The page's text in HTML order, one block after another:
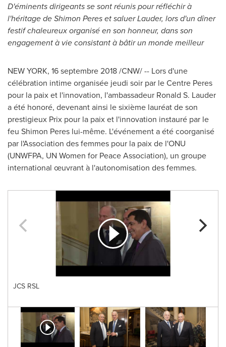
D'éminents dirigeants se sont réunis pour réfléchir à
l'héritage deShimon Pereset saluer Lauder, lors d'un dîner
festif chaleureux organisé en son honneur, dans son
engagement à vie consistant à bâtir un monde meilleur
NEW YORK, 16 septembre 2018 /CNW/ -- Lors d'une
célébration intime organisée jeudi soir par le Centre Peres
pour la paix et l'innovation, l'ambassadeur Ronald S. Lauder
a été honoré, devenant ainsi le sixième lauréat de son
prestigieux Prix pour la paix et l'innovation instauré par le
feu Shimon Peres lui-même. L'événement a été coorganisé
par l'Association des femmes pour la paix de l'ONU
(UNWFPA, UN Women for Peace Association), un groupe
international œuvrant à l'autonomisation des femmes.
JCS RSL